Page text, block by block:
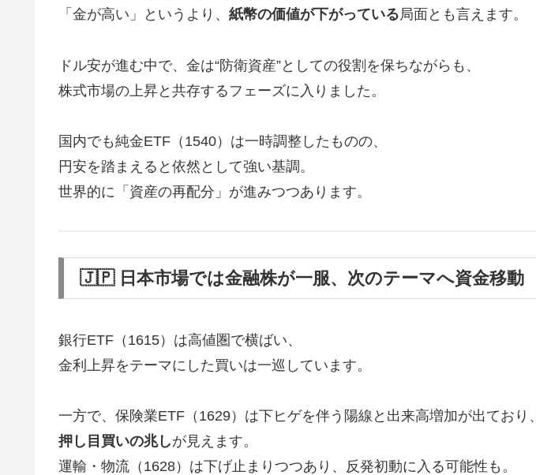
「金が高い」というより、 紙幣の価値が下がっている局面とも言えます。
ドル安が進む中で、金は“防衛資産”としての役割を保ちながらも、
株式市場の上昇と共存するフェーズに入りました。
国内でも純金ETF（1540）は一時調整したものの、
円安を踏まえると依然として強い基調。
世界的に「資産の再配分」が進みつつあります。
🇯🇵 日本市場では金融株が一服、次のテーマへ資金移動
銀行ETF（1615）は高値圏で横ばい、
金利上昇をテーマにした買いは一巡しています。
一方で、保険業ETF（1629）は下ヒゲを伴う陽線と出来高増加が出ており、
押し目買いの兆しが見えます。
運輸・物流（1628）は下げ止まりつつあり、反発初動に入る可能性も。